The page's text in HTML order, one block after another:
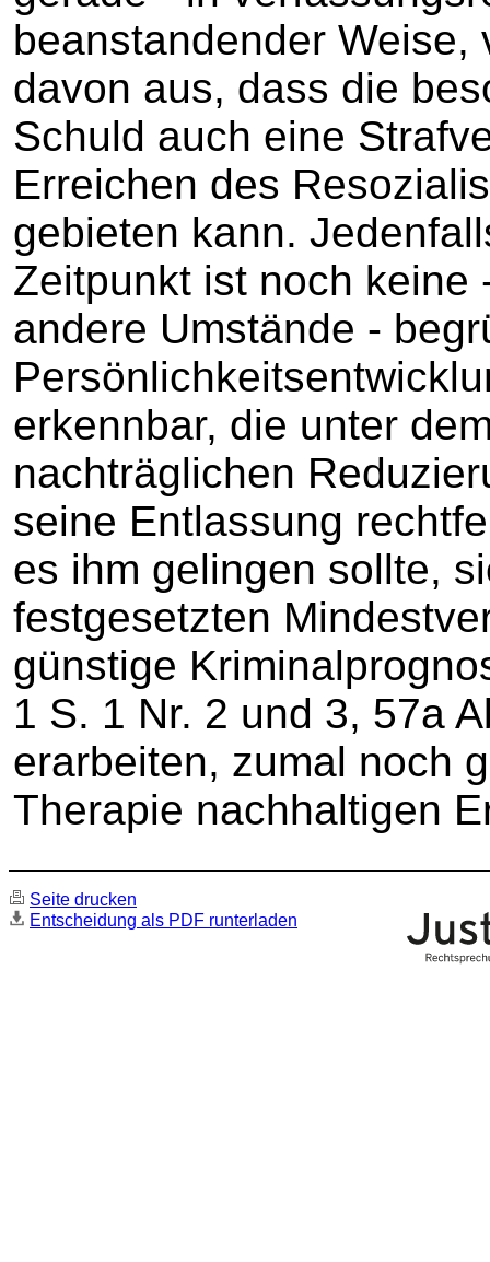
beanstandender Weise,
davon aus, dass die
Schuld auch eine
Erreichen des
gebieten kann.
Zeitpunkt ist noch keine
andere Umstände -
erkennbar, die unter
nachträglichen
seine Entlassung
es ihm gelingen sollte,
festgesetzten
günstige
1 S. 1 Nr. 2 und 3, 57a
erarbeiten, zumal noch
Therapie nachhaltigen
Seite drucken
Entscheidung als PDF runterladen